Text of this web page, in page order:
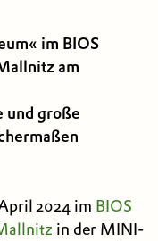
im BIOS
am
und große
2024 im BIOS
in der MINI-